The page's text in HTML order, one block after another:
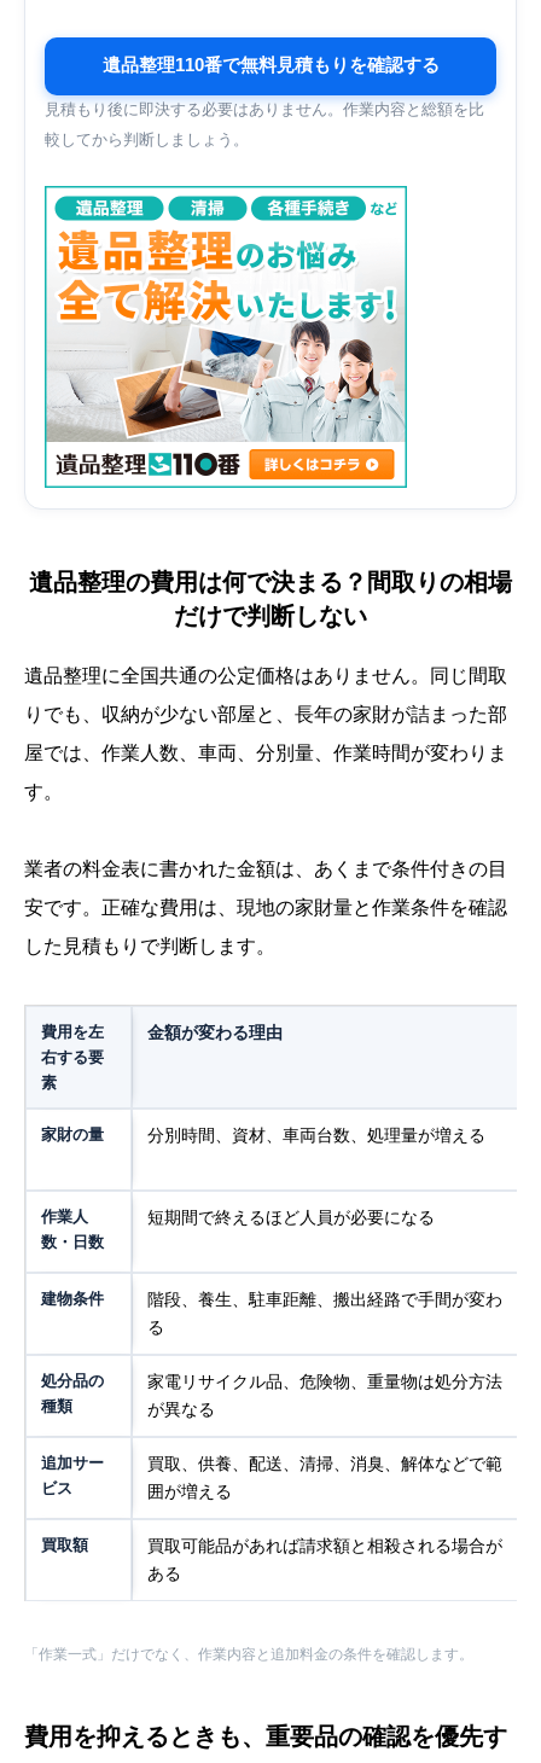
遺品整理110番で無料見積もりを確認する
見積もり後に即決する必要はありません。作業内容と総額を比
較してから判断しましょう。
遺品整理の費用は何で決まる？間取りの相場
だけで判断しない
遺品整理に全国共通の公定価格はありません。同じ間取
りでも、収納が少ない部屋と、長年の家財が詰まった部
屋では、作業人数、車両、分別量、作業時間が変わりま
す。
業者の料金表に書かれた金額は、あくまで条件付きの目
安です。正確な費用は、現地の家財量と作業条件を確認
した見積もりで判断します。
費用を左
右する要
素
金額が変わる理由
家財の量 分別時間、資材、車両台数、処理量が増える
作業人
数・日数
短期間で終えるほど人員が必要になる
建物条件
階段、養生、駐車距離、搬出経路で手間が変わ
る
処分品の
種類
家電リサイクル品、危険物、重量物は処分方法
が異なる
追加サー
ビス
買取、供養、配送、清掃、消臭、解体などで範
囲が増える
買取額
買取可能品があれば請求額と相殺される場合が
ある
「作業一式」だけでなく、作業内容と追加料金の条件を確認します。
費用を抑えるときも、重要品の確認を優先す